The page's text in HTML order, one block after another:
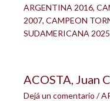
ARGENTINA 2016,
2007, CAMPEON
SUDAMERICANA 2025
ACOSTA, Juan
Dejá un comentario /